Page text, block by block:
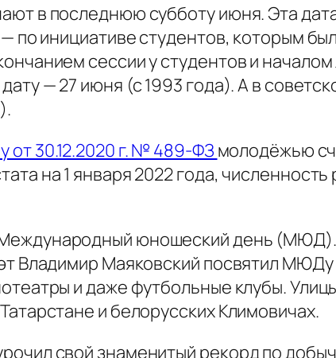
в последнюю субботу июня. Эта
по инициативе студентов, которым
сессии у студентов и
— 27 июня (с 1993 года). А в
от 30.12.2020 г. № 489-ФЗмолодёжью
на 1 января 2022 года,
юношеский день (МЮД).
Владимир Маяковский посвятил
и даже футбольные клубы.
и белорусских Климовичах.
свой знаменитый рекорд по